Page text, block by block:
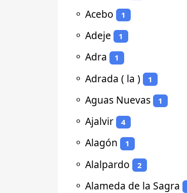
⚬ Acebo 1
⚬ Adeje 1
⚬ Adra 1
⚬ Adrada ( la ) 1
⚬ Aguas Nuevas 1
⚬ Ajalvir 4
⚬ Alagón 1
⚬ Alalpardo 2
⚬ Alameda de la Sagra